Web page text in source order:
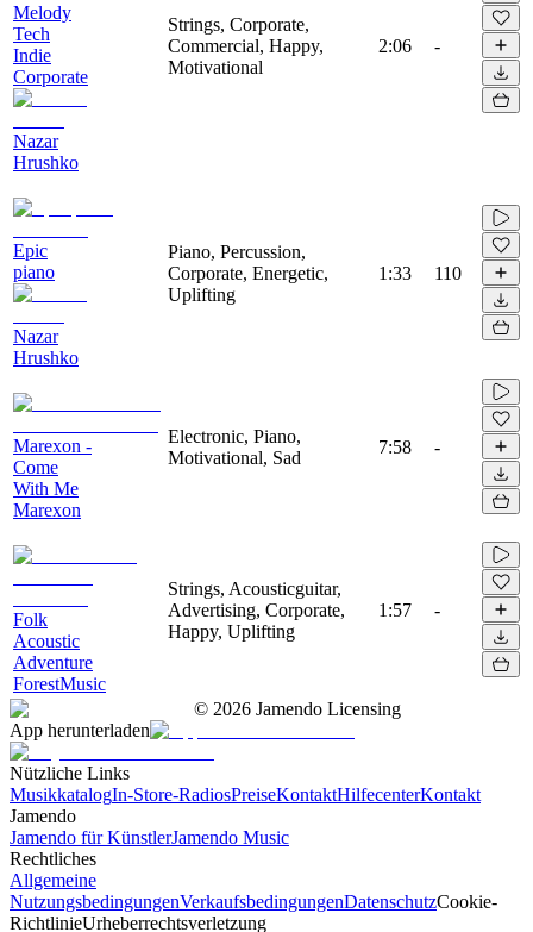
Melody
Tech
Indie
Corporate
Nazar
Hrushko
Strings, Corporate,
Commercial, Happy,
Motivational
2:06 -
Epic
piano
Nazar
Hrushko
Piano, Percussion,
Corporate, Energetic,
Uplifting
1:33 110
Marexon -
Come
With Me
Marexon
Electronic, Piano,
Motivational, Sad
7:58 -
Folk
Acoustic
Adventure
ForestMusic
Strings, Acousticguitar,
Advertising, Corporate,
Happy, Uplifting
1:57 -
© 2026 Jamendo Licensing
App herunterladen
Nützliche Links
MusikkatalogIn-Store-RadiosPreiseKontaktHilfecenterKontakt
Jamendo
Jamendo für KünstlerJamendo Music
Rechtliches
Allgemeine
NutzungsbedingungenVerkaufsbedingungenDatenschutzCookie-
RichtlinieUrheberrechtsverletzung